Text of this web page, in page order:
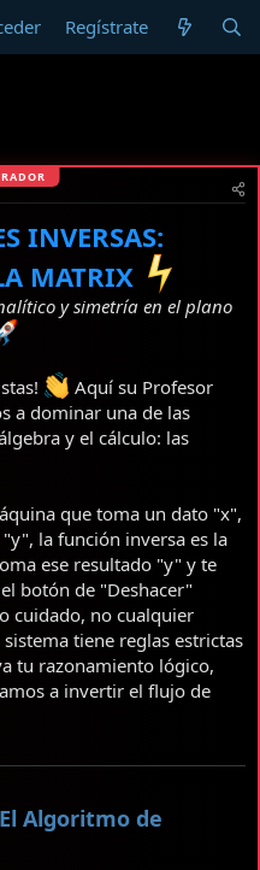
Regístrate
INVERSAS:
MATRIX
y simetría en el plano
Aquí su Profesor
a dominar una de las
y el cálculo: las
que toma un dato "x",
la función inversa es la
ese resultado "y" y te
botón de "Deshacer"
cuidado, no cualquier
tiene reglas estrictas
tu razonamiento lógico,
a invertir el flujo de
Algoritmo de